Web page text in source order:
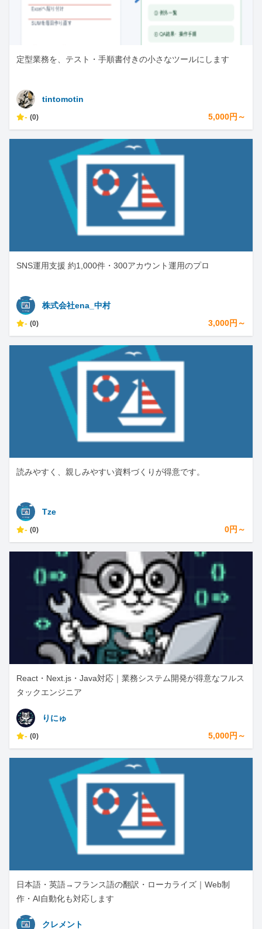
定型業務を、テスト・手順書付きの小さなツールにします
tintomotin
- (0) 5,000円～
SNS運用支援 約1,000件・300アカウント運用のプロ
株式会社ena_中村
- (0) 3,000円～
読みやすく、親しみやすい資料づくりが得意です。
Tze
- (0) 0円～
React・Next.js・Java対応｜業務システム開発が得意なフルス
タックエンジニア
りにゅ
- (0) 5,000円～
日本語・英語→フランス語の翻訳・ローカライズ｜Web制
作・AI自動化も対応します
クレメント